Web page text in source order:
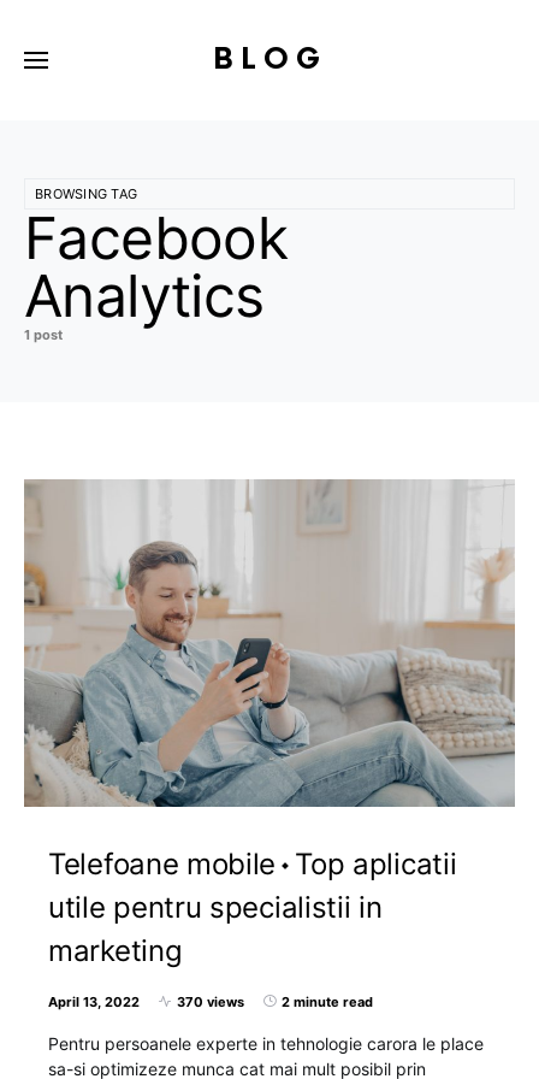
BLOG
BROWSING TAG
Facebook
Analytics
1 post
Telefoane mobile
Top aplicatii
utile pentru specialistii in
marketing
April 13, 2022 370 views 2 minute read
Pentru persoanele experte in tehnologie carora le place
sa-si optimizeze munca cat mai mult posibil prin